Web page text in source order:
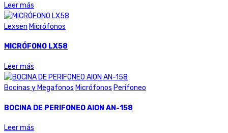
Leer más
Lexsen Micrófonos
MICRÓFONO LX58
Leer más
Bocinas y Megafonos Micrófonos Perifoneo
BOCINA DE PERIFONEO AION AN-158
Leer más